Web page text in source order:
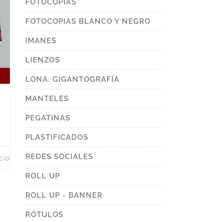
This
product
has
multiple
The
options
may
FOTOCOPIAS
FOTOCOPIAS BLANCO Y NEGRO
IMANES
LIENZOS
LONA. GIGANTOGRAFÍA
MANTELES
PEGATINAS
PLASTIFICADOS
REDES SOCIALES
ROLL UP
ROLL UP - BANNER
RÓTULOS